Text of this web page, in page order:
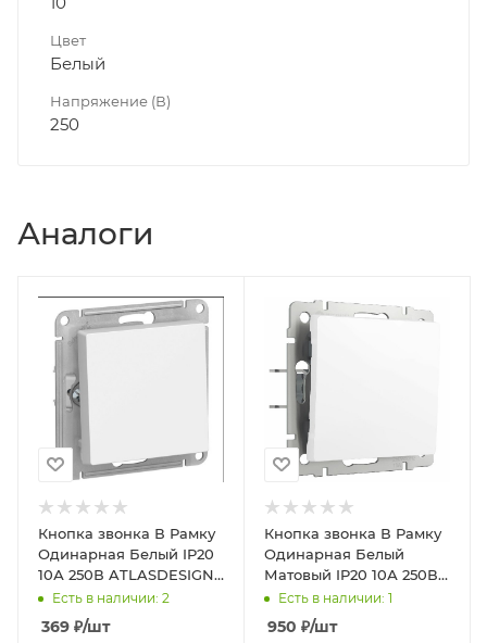
Цвет
Белый
Напряжение (В)
250
Аналоги
Кнопка звонка В Рамку
Одинарная Белый IP20
10А 250В ATLASDESIGN
Schneider Electric
Есть в наличии: 2
369 ₽/шт
Кнопка звонка В Рамку
Одинарная Белый
Матовый IP20 10А 250В
Универс Werkel
Есть в наличии: 1
950 ₽/шт